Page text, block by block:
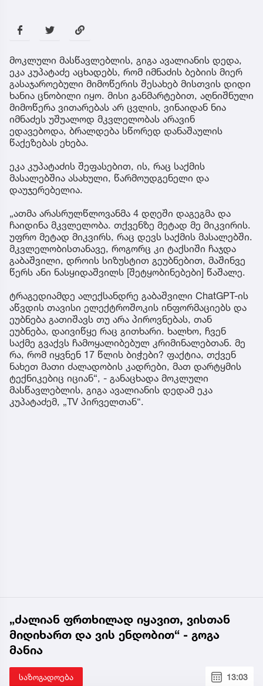
მოკლული მასწავლებლის, გიგა ავალიანის დედა,
ეკა კუპატაძე აცხადებს, რომ იმნაძის ბებიის მიერ
გასაჯაროებული მიმოწერის შესახებ მისთვის დიდი
ხანია ცნობილი იყო. მისი განმარტებით, აღნიშნული
მიმოწერა ვითარებას არ ცვლის, ვინაიდან ნია
იმნაძეს უშუალოდ მკვლელობას არავინ
ედავებოდა, ბრალდება სწორედ დანაშაულის
წაქეზებას ეხება.
ეკა კუპატაძის შეფასებით, ის, რაც საქმის
მასალებშია ასახული, წარმოუდგენელი და
დაუჯერებელია.
„ათმა არასრულწლოვანმა 4 დღეში დაგეგმა და
ჩაიდინა მკვლელობა. თქვენზე მეტად მე მიკვირის.
უფრო მეტად მიკვირს, რაც დევს საქმის მასალებში.
მკვლელობისთანავე, როგორც კი ტაქსიში ჩაჯდა
გაბაშვილი, დროის სიზუსტით გეუბნებით, მაშინვე
წერს ანი ნასყიდაშვილს [შეტყობინებები] წაშალე.
ტრაგედიამდე ალექსანდრე გაბაშვილი ChatGPT-ის
აწვდის თავისი ელექტროშოკის ინფორმაციებს და
ეუბნება გათიშავს თუ არა პიროვნებას, თან
ეუბნება, დაივიწყე რაც გითხარი. ხალხო, ჩვენ
საქმე გვაქვს ჩამოყალიბებულ კრიმინალებთან. მე
რა, რომ იყვნენ 17 წლის ბიჭები? ფაქტია, თქვენ
ნახეთ მათი ძალადობის კადრები, მათ დარტყმის
ტექნიკებიც იციან“, - განაცხადა მოკლული
მასწავლებლის, გიგა ავალიანის დედამ ეკა
კუპატაძემ, „TV პირველთან“.
„ძალიან ფრთხილად იყავით, ვისთან
მიდიხართ და ვის ენდობით“ - გოგა
მანია
საზოგადოება 13:03